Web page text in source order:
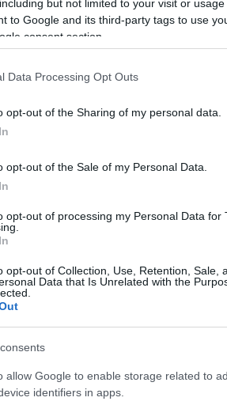
but not limited to your visit or
to Google and its third-party tags to use
consent section.
Data Processing Opt Outs
opt-out of the Sharing of my personal data.
opt-out of the Sale of my Personal Data.
opt-out of processing my Personal Data for
opt-out of Collection, Use, Retention, Sale,
Data that Is Unrelated with the
allow Google to enable storage related to
identifiers in apps.
τα οικονομικά προγράμματα
δεν θα υπάρξουν εκροές προς
στο εξής: Να μην εμπεδωθεί
νομοτελειακά θα γίνουν
κάλπες να μετατραπούν
αυτό ο Μητσοτάκης θα δώσει
φθινόπωρο, είτε αργότερα –
φανέλες θα αρχίσουν να
πικραμένους
ότι θα αποφευχθούν
το βήμα του Συνεδρίου από
εκλογικό παράθυρο,
αναμένεται να λειτουργήσει
εκκαθάριση των υποθέσεων
πάντως, η Ντόρα
προς τους